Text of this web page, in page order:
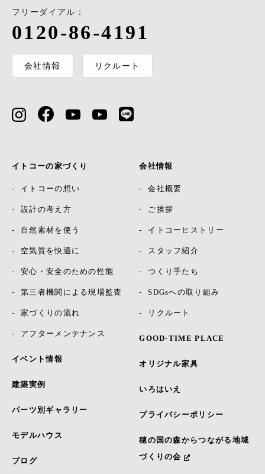
フリーダイアル：
0120-86-4191
会社情報 リクルート
イトコーの家づくり
イトコーの想い
設計の考え方
自然素材を使う
空気質を快適に
安心・安全のための性能
第三者機関による現場監査
家づくりの流れ
アフターメンテナンス
イベント情報
建築実例
パーツ別ギャラリー
モデルハウス
ブログ
会社情報
会社概要
ご挨拶
イトコーヒストリー
スタッフ紹介
つくり手たち
SDGsへの取り組み
リクルート
GOOD-TIME PLACE
オリジナル家具
いろはいえ
プライバシーポリシー
穂の国の森からつながる地域
づくりの会